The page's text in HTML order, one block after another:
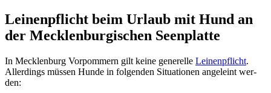
Lei­nen­pflicht beim Urlaub mit Hund an
der Meck­len­bur­gi­schen Seen­plat­te
In Meck­len­burg Vor­pom­mern gilt kei­ne gene­rel­le Lei­nen­pflicht.
Aller­dings müs­sen Hun­de in fol­gen­den Situa­tio­nen ange­leint wer­
den: